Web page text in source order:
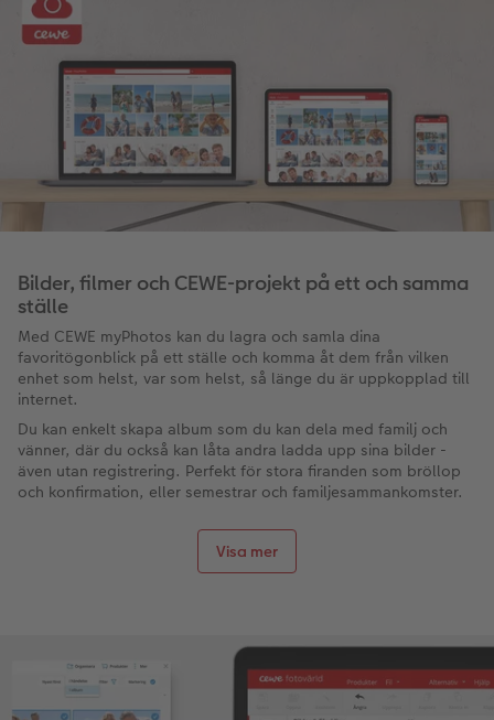
Bilder, filmer och CEWE-projekt på ett och samma
ställe
Med CEWE myPhotos kan du lagra och samla dina
favoritögonblick på ett ställe och komma åt dem från vilken
enhet som helst, var som helst, så länge du är uppkopplad till
internet.
Du kan enkelt skapa album som du kan dela med familj och
vänner, där du också kan låta andra ladda upp sina bilder -
även utan registrering. Perfekt för stora firanden som bröllop
och konfirmation, eller semestrar och familjesammankomster.
Visa mer